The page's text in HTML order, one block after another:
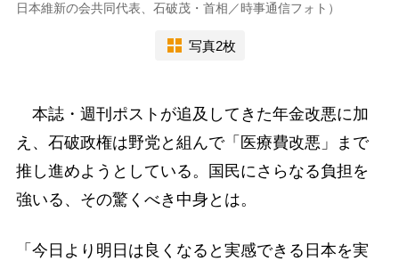
日本維新の会共同代表、石破茂・首相／時事通信フォト）
写真2枚
本誌・週刊ポストが追及してきた年金改悪に加
え、石破政権は野党と組んで「医療費改悪」まで
推し進めようとしている。国民にさらなる負担を
強いる、その驚くべき中身とは。
「今日より明日は良くなると実感できる日本を実